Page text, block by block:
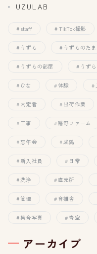
UZULAB
staff TikTok撮影
うずら うずらのた
うずらの部屋 うず
ひな 体験
内定者 出荷作業
工事 幡野ファーム
忘年会 成鶉
新入社員 日常
洗浄 直売所
管理 育雛舎
集合写真 青空
アーカイブ